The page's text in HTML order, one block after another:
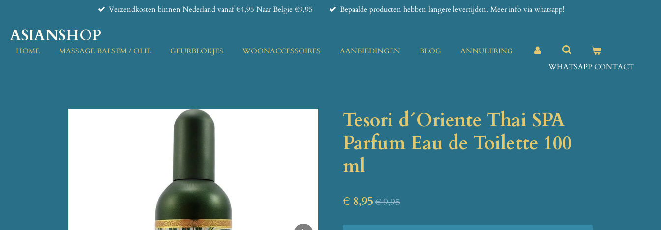
naar
de
hoofdinhoud
Verzendkosten binnen Nederland vanaf €4,95 Naar Belgie €9,95 Bepaalde producten hebben langere levertijden. Meer info via whatsapp!
ASIANSHOP
HOME MASSAGE BALSEM / OLIE GEURBLOKJES WOONACCESSOIRES AANBIEDINGEN BLOG
ANNULERING
WHATSAPP CONTACT
Tesori d´Oriente Thai SPA
Parfum Eau de Toilette 100
ml
€ 8,95€ 9,95